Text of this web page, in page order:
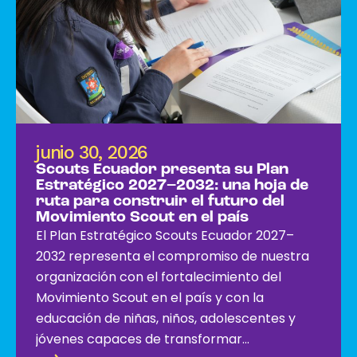
junio 30, 2026
Scouts Ecuador presenta su Plan
Estratégico 2027–2032: una hoja de
ruta para construir el futuro del
Movimiento Scout en el país
El Plan Estratégico Scouts Ecuador 2027–
2032 representa el compromiso de nuestra
organización con el fortalecimiento del
Movimiento Scout en el país y con la
educación de niñas, niños, adolescentes y
jóvenes capaces de transformar